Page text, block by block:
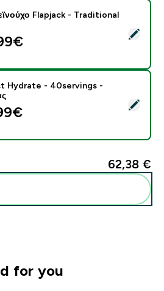
- Πρωτεϊνούχο Flapjack -
Flapjack - Traditional
- Impact Hydrate - 40servings -
Hydrate - 40servings -
62,38 €‎
for you